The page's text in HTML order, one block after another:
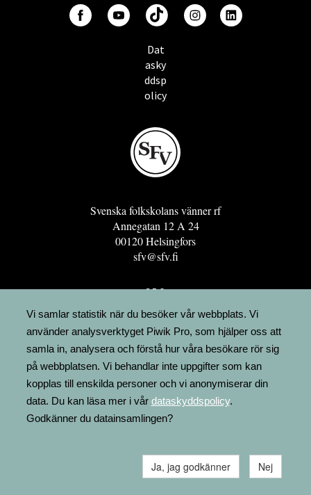
Dat
asky
ddsp
olicy
Svenska folkskolans vänner rf
Annegatan 12 A 24
00120 Helsingfors
sfv@sfv.fi
GRO
FÖRENINGSRESURSEN
MINNESRUNOR.FI
UPPSLAGSVERKET FINLAND
LÄGENHETER
FAKTURERING
Vi samlar statistik när du besöker vår webbplats. Vi
använder analysverktyget Piwik Pro, som hjälper oss att
samla in, analysera och förstå hur våra besökare rör sig
på webbplatsen. Vi behandlar inte uppgifter som kan
kopplas till enskilda personer och vi anonymiserar din
data. Du kan läsa mer i vår dataskyddspolicy.
Godkänner du datainsamlingen?
Ja, jag godkänner Nej